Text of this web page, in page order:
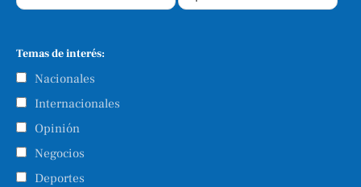
Temas de interés:
Nacionales
Internacionales
Opinión
Negocios
Deportes